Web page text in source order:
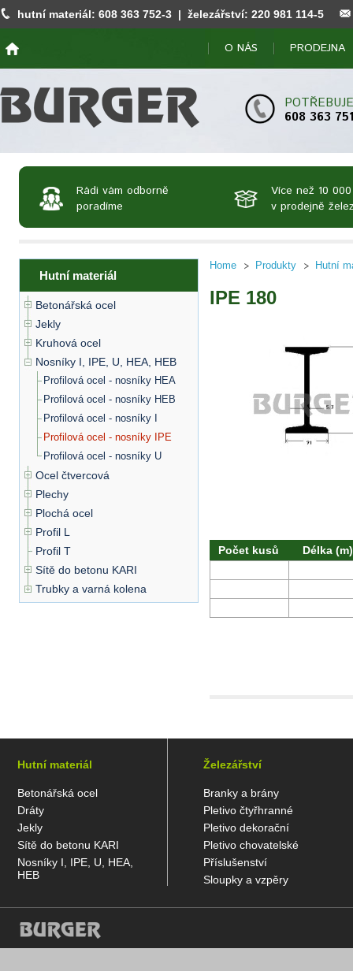
hutní materiál: 608 363 752-3 | železářství: 220 981 114-5
O NÁS PRODEJNA
608 363 751
Rádi vám odborně
poradíme
Více než 10
v prodejně
Hutní materiál
Betonářská ocel
Jekly
Kruhová ocel
Nosníky I, IPE, U, HEA, HEB
Profilová ocel - nosníky HEA
Profilová ocel - nosníky HEB
Profilová ocel - nosníky I
Profilová ocel - nosníky IPE
Profilová ocel - nosníky U
Ocel čtvercová
Plechy
Plochá ocel
Profil L
Profil T
Sítě do betonu KARI
Trubky a varná kolena
Home Produkty Hutní
IPE 180
Počet kusů Délka (m)
Hutní materiál
Betonářská ocel
Dráty
Jekly
Sítě do betonu KARI
Nosníky I, IPE, U, HEA,
HEB
Železářství
Branky a brány
Pletivo čtyřhranné
Pletivo dekorační
Pletivo chovatelské
Příslušenství
Sloupky a vzpěry